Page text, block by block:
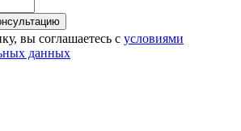
вы соглашаетесь с условиями
данных